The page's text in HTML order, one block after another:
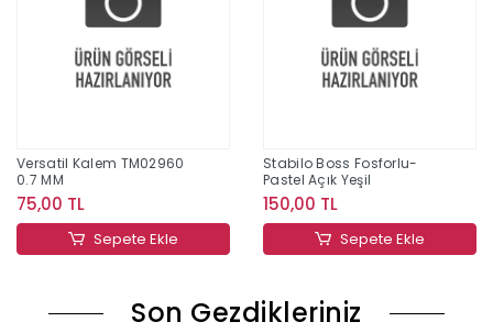
Versatil Kalem TM02960
0.7 MM
75,00 TL
Sepete Ekle
Stabilo Boss Fosforlu-
Pastel Açık Yeşil
150,00 TL
Sepete Ekle
Son Gezdikleriniz